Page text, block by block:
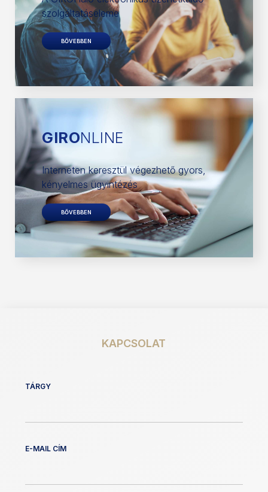
szolgáltatáseleme
BŐVEBBEN
GIRONLINE
Interneten keresztül végezhető gyors,
kényelmes ügyintézés
BŐVEBBEN
KAPCSOLAT
TÁRGY
E-MAIL CÍM